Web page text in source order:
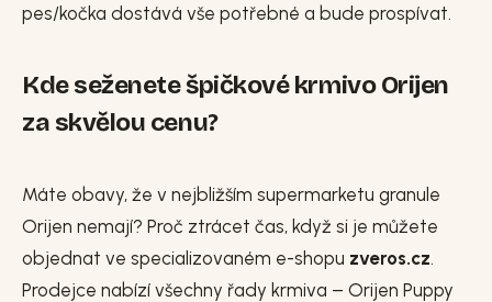
pes/kočka dostává vše potřebné a bude prospívat.
Kde seženete špičkové krmivo Orijen
za skvělou cenu?
Máte obavy, že v nejbližším supermarketu granule
Orijen nemají? Proč ztrácet čas, když si je můžete
objednat ve specializovaném e-shopu zveros.cz.
Prodejce nabízí všechny řady krmiva – Orijen Puppy